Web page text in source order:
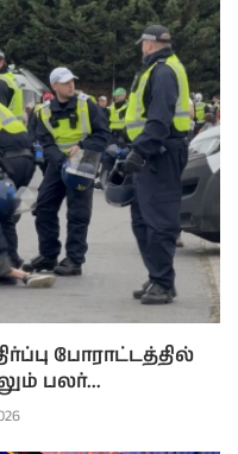
போராட்டத்தில்
பலர்...